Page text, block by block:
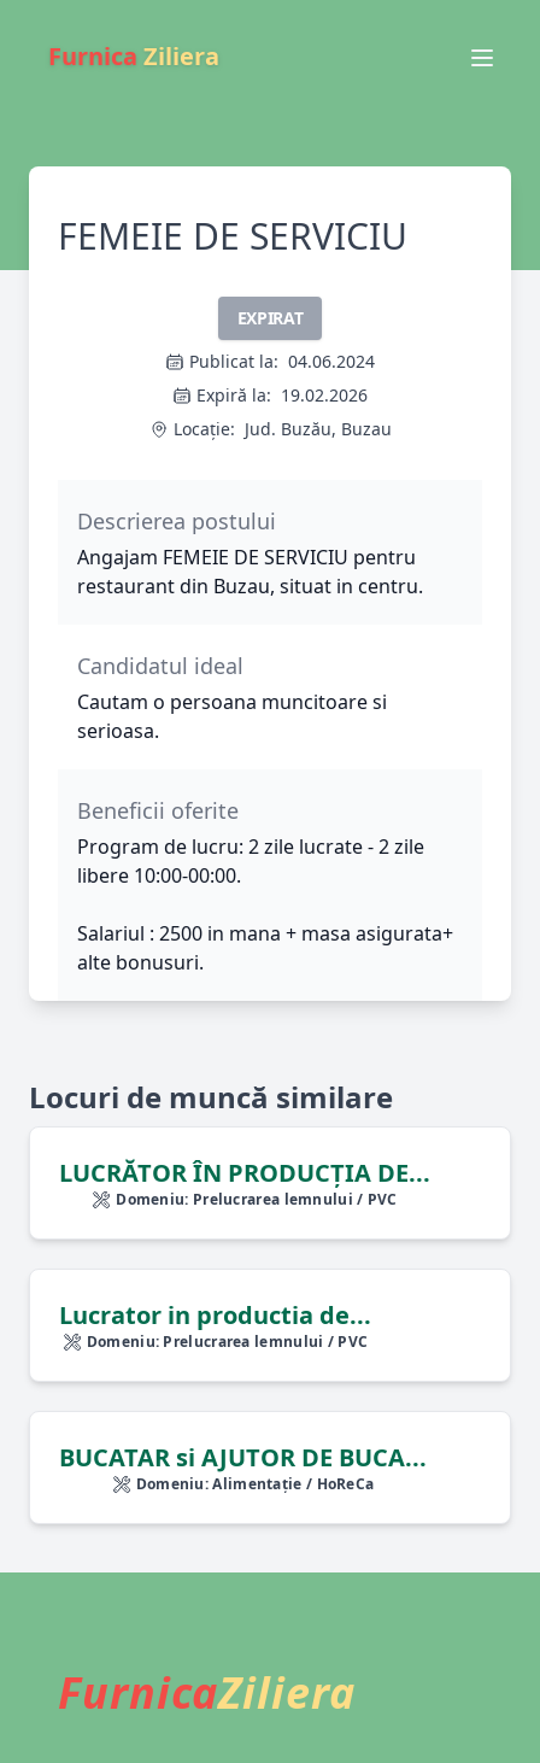
Furnica Ziliera
FEMEIE DE SERVICIU
EXPIRAT
Publicat la: 04.06.2024
Expiră la: 19.02.2026
Locație: Jud. Buzău, Buzau
Descrierea postului
Angajam FEMEIE DE SERVICIU pentru
restaurant din Buzau, situat in centru.
Candidatul ideal
Cautam o persoana muncitoare si
serioasa.
Beneficii oferite
Program de lucru: 2 zile lucrate - 2 zile
libere 10:00-00:00.
Salariul : 2500 in mana + masa asigurata+
alte bonusuri.
Locuri de muncă similare
LUCRĂTOR ÎN PRODUCȚIA DE...
Domeniu: Prelucrarea lemnului / PVC
Lucrator in productia de...
Domeniu: Prelucrarea lemnului / PVC
BUCATAR si AJUTOR DE BUCA...
Domeniu: Alimentație / HoReCa
FurnicaZiliera